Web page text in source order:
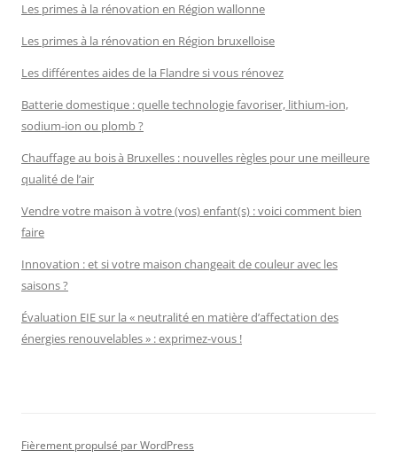
Les primes à la rénovation en Région wallonne
Les primes à la rénovation en Région bruxelloise
Les différentes aides de la Flandre si vous rénovez
Batterie domestique : quelle technologie favoriser, lithium-ion,
sodium-ion ou plomb ?
Chauffage au bois à Bruxelles : nouvelles règles pour une meilleure
qualité de l’air
Vendre votre maison à votre (vos) enfant(s) : voici comment bien
faire
Innovation : et si votre maison changeait de couleur avec les
saisons ?
Évaluation EIE sur la « neutralité en matière d’affectation des
énergies renouvelables » : exprimez-vous !
Fièrement propulsé par WordPress